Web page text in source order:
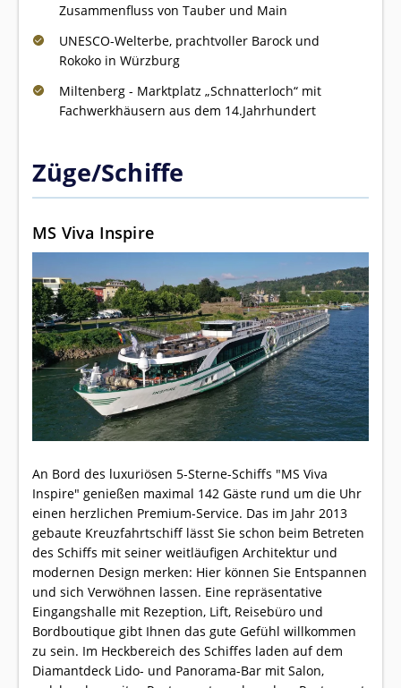
Zusammenfluss von Tauber und Main
UNESCO-Welterbe, prachtvoller Barock und
Rokoko in Würzburg
Miltenberg - Marktplatz „Schnatterloch“ mit
Fachwerkhäusern aus dem 14.Jahrhundert
Züge/Schiffe
MS Viva Inspire
An Bord des luxuriösen 5-Sterne-Schiffs "MS Viva
Inspire" genießen maximal 142 Gäste rund um die Uhr
einen herzlichen Premium-Service. Das im Jahr 2013
gebaute Kreuzfahrtschiff lässt Sie schon beim Betreten
des Schiffs mit seiner weitläufigen Architektur und
modernen Design merken: Hier können Sie Entspannen
und sich Verwöhnen lassen. Eine repräsentative
Eingangshalle mit Rezeption, Lift, Reisebüro und
Bordboutique gibt Ihnen das gute Gefühl willkommen
zu sein. Im Heckbereich des Schiffes laden auf dem
Diamantdeck Lido- und Panorama-Bar mit Salon,